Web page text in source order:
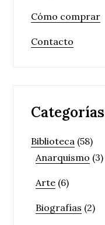
Cómo comprar
Contacto
Categorías
Biblioteca (58)
Anarquismo (3)
Arte (6)
Biografías (2)